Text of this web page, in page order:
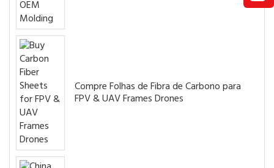
Compre Folhas de Fibra de Carbono para
FPV & UAV Frames Drones